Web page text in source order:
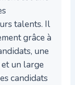
talents. Il
grâce à
une
un large
candidats